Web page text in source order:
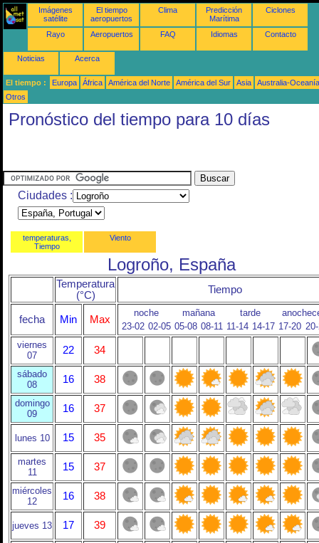
Imágenes
satélite
El tiempo
aeropuertos
Clima
Predicción
Marítima
Ciclones
Rayo Aeropuertos FAQ Idiomas Contacto
Noticias Acerca
El tiempo : Europa África América del Norte América del Sur Asia
Australia-Oceanía
Otros
Pronóstico del tiempo para 10 días
Ciudades :
temperaturas,
Tiempo
Viento
Logroño, España
Temperatura
(°C)
Tiempo
fecha Min Max
noche mañana tarde
23-02 02-05 05-08 08-11 11-14 14-17 17-20
viernes
07
22 34
sábado
08
16 38
domingo
09
16 37
lunes 10 15 35
martes
11
15 37
miércoles
12
16 38
jueves 13 17 39